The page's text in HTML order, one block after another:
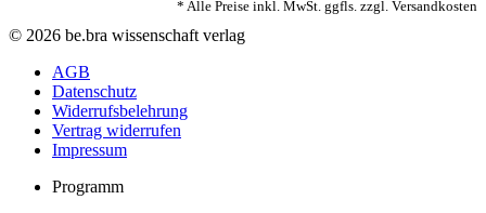
* Alle Preise inkl. MwSt. ggfls. zzgl. Versandkosten
© 2026 be.bra wissenschaft verlag
AGB
Datenschutz
Widerrufsbelehrung
Vertrag widerrufen
Impressum
Programm